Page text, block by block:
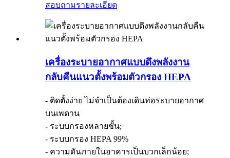
สอบถามรายละเอียด
เครื่องระบายอากาศแบบดึงพลังงาน
กลับคืนแนวตั้งพร้อมตัวกรอง HEPA
- ติดตั้งง่าย ไม่จำเป็นต้องเดินท่อระบายอากาศ
บนเพดาน
- ระบบกรองหลายชั้น;
- ระบบกรอง HEPA 99%
- ความดันภายในอาคารเป็นบวกเล็กน้อย;